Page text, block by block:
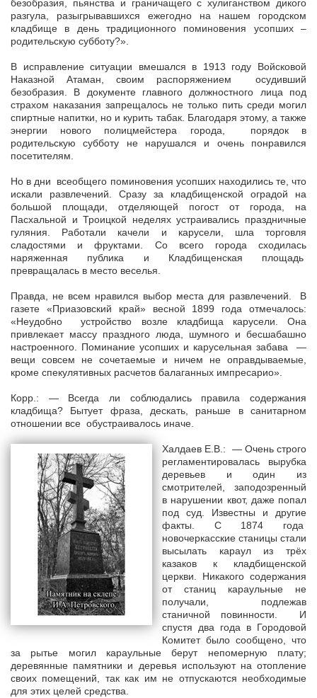
безобразия, пьянства и граничащего с хулиганством дикого
разгула, разыгрывавшихся ежегодно на нашем городском
кладбище в день традиционного поминовения усопших –
родительскую субботу?».
В исправление ситуации вмешался в 1913 году Войсковой
Наказной Атаман, своим распоряжением осудивший
безобразия. В документе главного должностного лица под
страхом наказания запрещалось не только пить среди могил
спиртные напитки, но и курить табак. Благодаря этому, а также
энергии нового полицмейстера города, порядок в
родительскую субботу не нарушался и очень понравился
посетителям.
Но в дни всеобщего поминовения усопших находились те, что
искали развлечений. Сразу за кладбищенской оградой на
большой площади, отделяющей погост от города, на
Пасхальной и Троицкой неделях устраивались праздничные
гуляния. Работали качели и карусели, шла торговля
сладостями и фруктами. Со всего города сходилась
наряженная публика и Кладбищенская площадь
превращалась в место веселья.
Правда, не всем нравился выбор места для развлечений. В
газете «Приазовский край» весной 1899 года отмечалось:
«Неудобно устройство возле кладбища карусели. Она
привлекает массу праздного люда, шумного и бесшабашно
настроенного. Поминание усопших и карусельная забава —
вещи совсем не сочетаемые и ничем не оправдываемые,
кроме спекулятивных расчетов балаганных импресарио».
Корр.: — Всегда ли соблюдались правила содержания
кладбища? Бытует фраза, дескать, раньше в санитарном
отношении все обустраивалось иначе.
Халдаев Е.В.: — Очень строго
регламентировалась вырубка
деревьев и один из
смотрителей, заподозренный
в нарушении квот, даже попал
под суд. Известны и другие
факты. С 1874 года
новочеркасские станицы стали
высылать караул из трёх
казаков к кладбищенской
церкви. Никакого содержания
от станиц караульные не
получали, подлежав
станичной повинности. И
спустя два года в Городовой
Комитет было сообщено, что
за рытье могил караульные берут непомерную плату;
деревянные памятники и деревья используют на отопление
своих помещений, так как им не отпускаются необходимые
для этих целей средства.